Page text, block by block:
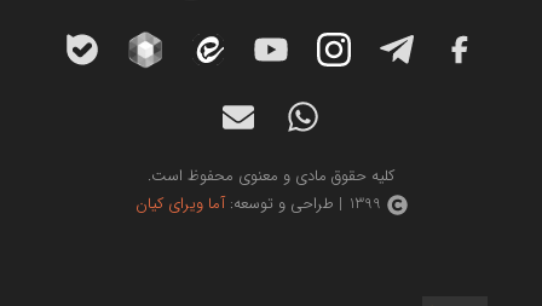
کلیه حقوق مادی و معنوی محفوظ است.
1399 | طراحی و توسعه:
آما ویرای کیان